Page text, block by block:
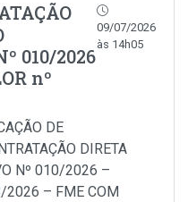
010/2026
nº
09/07/2026
às 14h05
DE
DIRETA
Nº 010/2026 –
2026 – FME COM